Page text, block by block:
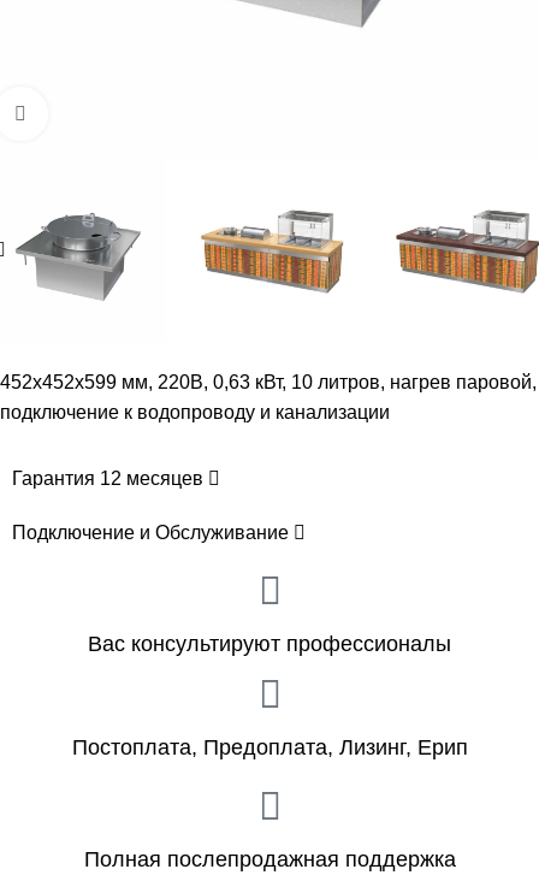
452х452х599 мм, 220В, 0,63 кВт, 10 литров, нагрев паровой,
подключение к водопроводу и канализации
Гарантия 12 месяцев
Подключение и Обслуживание
Вас консультируют профессионалы
Постоплата, Предоплата, Лизинг, Ерип
Полная послепродажная поддержка